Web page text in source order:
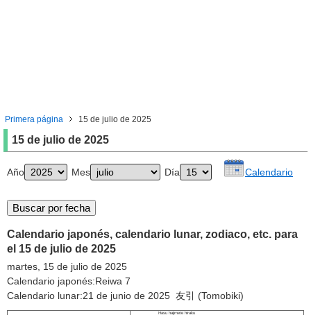
Primera página 15 de julio de 2025
15 de julio de 2025
Año Mes Día Calendario
Calendario japonés, calendario lunar, zodiaco, etc. para
el 15 de julio de 2025
martes, 15 de julio de 2025
Calendario japonés:Reiwa 7
Calendario lunar:21 de junio de 2025 友引 (Tomobiki)
Hasu hajimete hiraku